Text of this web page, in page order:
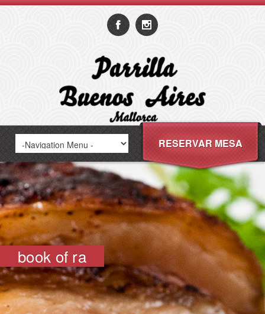
RESERVAR MESA
book of ra